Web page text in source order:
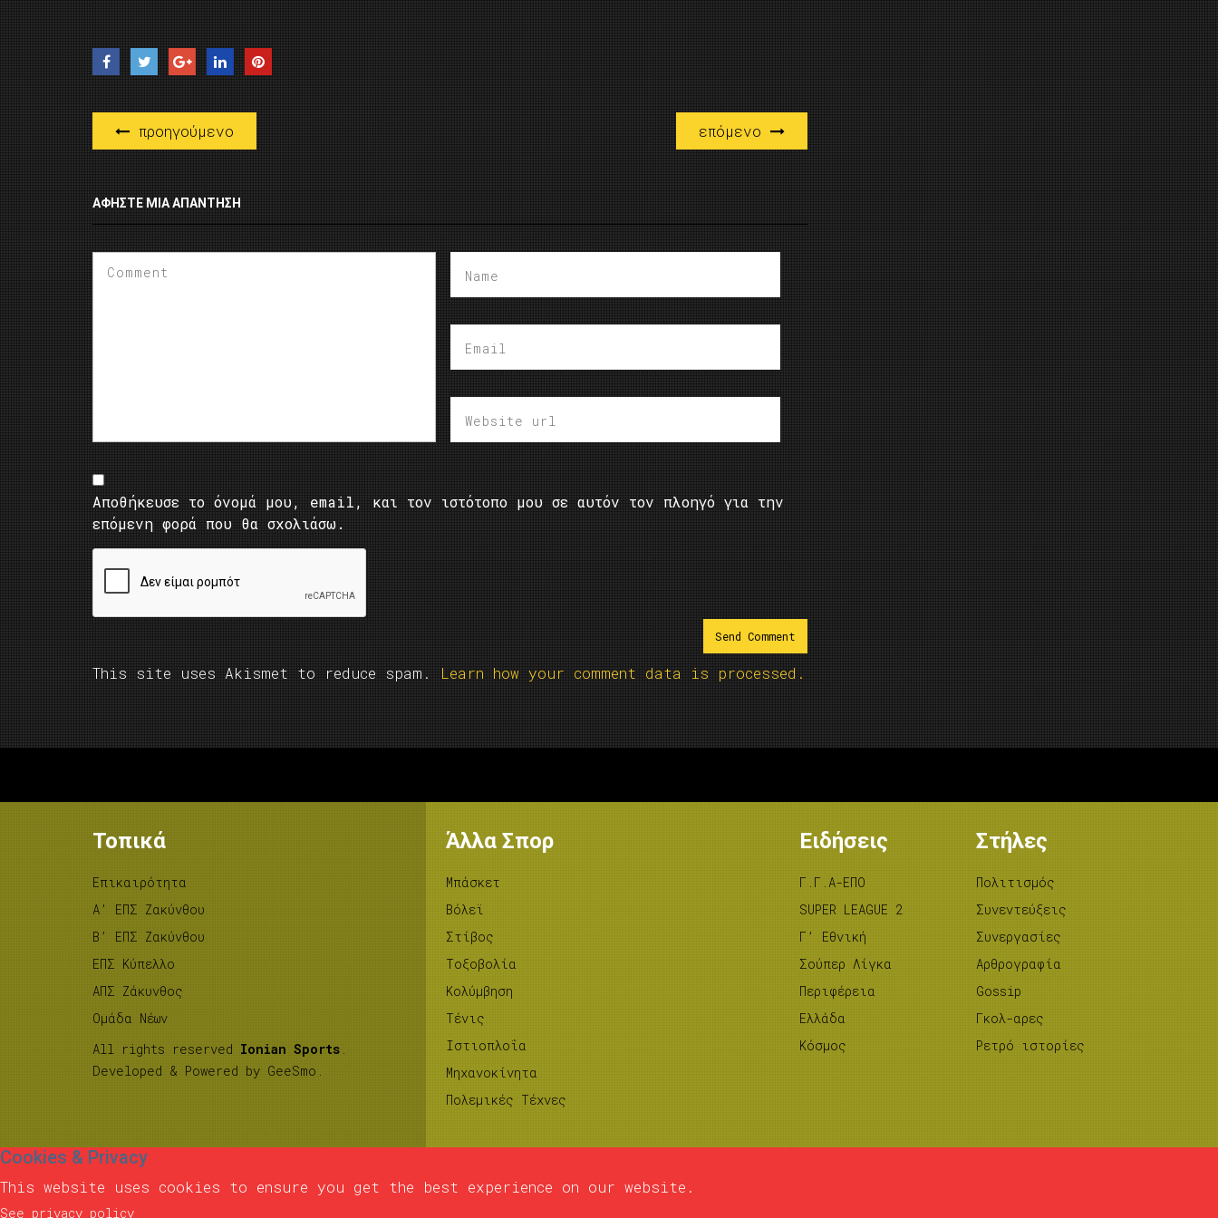
προηγούμενο επόμενο
ΑΦΉΣΤΕ ΜΙΑ ΑΠΆΝΤΗΣΗ
Αποθήκευσε το όνομά μου, email, και τον ιστότοπο μου σε αυτόν τον πλοηγό για την
επόμενη φορά που θα σχολιάσω.
This site uses Akismet to reduce spam. Learn how your comment data is processed.
Τοπικά
Επικαιρότητα
A’ ΕΠΣ Ζακύνθου
B’ ΕΠΣ Ζακύνθου
ΕΠΣ Κύπελλο
ΑΠΣ Ζάκυνθος
Ομάδα Νέων
All rights reserved Ionian Sports .
Developed & Powered by GeeSmo .
Άλλα Σπορ
Μπάσκετ
Βόλεϊ
Στίβος
Tοξοβολία
Κολύμβηση
Τένις
Ιστιοπλοΐα
Μηχανοκίνητα
Πολεμικές Τέχνες
Ειδήσεις
Γ.Γ.Α-ΕΠΟ
SUPER LEAGUE 2
Γ’ Εθνική
Σούπερ Λίγκα
Περιφέρεια
Ελλάδα
Κόσμος
Στήλες
Πολιτισμός
Συνεντεύξεις
Συνεργασίες
Αρθρογραφία
Gossip
Γκολ-αρες
Ρετρό ιστορίες
Cookies & Privacy
This website uses cookies to ensure you get the best experience on our website.
See privacy policy